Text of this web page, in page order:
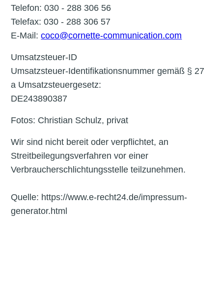
Telefon: 030 - 288 306 56
Telefax: 030 - 288 306 57
E-Mail:coco@cornette-communication.com
Umsatzsteuer-ID
Umsatzsteuer-Identifikationsnummer gemäß § 27
a Umsatzsteuergesetz:
DE243890387
Fotos: Christian Schulz, privat
Wir sind nicht bereit oder verpflichtet, an
Streitbeilegungsverfahren vor einer
Verbraucherschlichtungsstelle teilzunehmen.
Quelle: https://www.e-recht24.de/impressum-
generator.html